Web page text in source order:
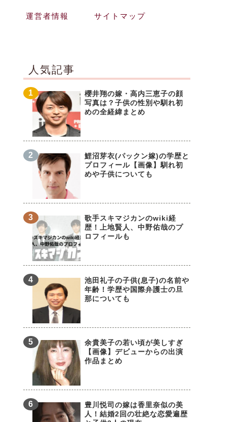
運営者情報 サイトマップ
人気記事
櫻井翔の嫁・高内三恵子の顔
写真は？子供の性別や馴れ初
めの全経緯まとめ
鯉沼芽衣(パックン嫁)の学歴と
プロフィール【画像】馴れ初
めや子供についても
歌手スキマジカンのwiki経
歴！上地賢人、中野佑哉のプ
ロフィールも
池田礼子の子供(息子)の名前や
年齢！学歴や国際弁護士の旦
那についても
余貴美子の若い頃が美しすぎ
【画像】デビューからの出演
作品まとめ
豊川悦司の嫁は香里奈似の美
人！結婚2回の壮絶な恋愛遍歴